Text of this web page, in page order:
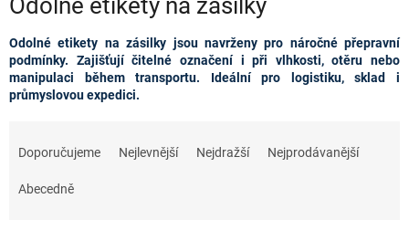
Odolné etikety na zásilky
Odolné etikety na zásilky jsou navrženy pro náročné přepravní
podmínky. Zajišťují čitelné označení i při vlhkosti, otěru nebo
manipulaci během transportu. Ideální pro logistiku, sklad i
průmyslovou expedici.
Doporučujeme Nejlevnější Nejdražší Nejprodávanější
Abecedně